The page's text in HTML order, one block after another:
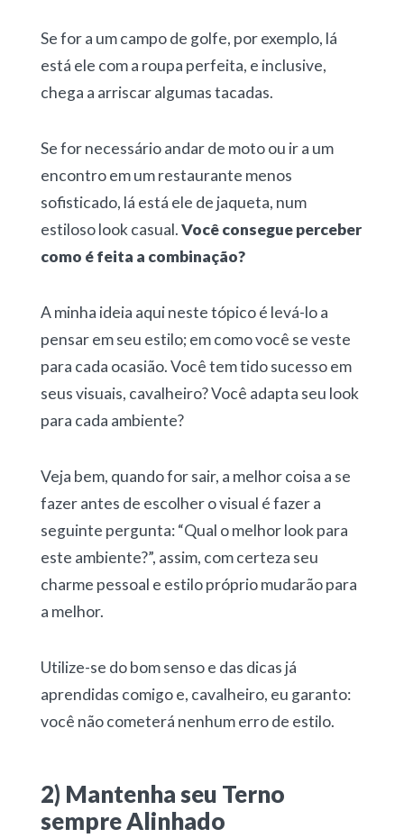
Se for a um campo de golfe, por exemplo, lá
está ele com a roupa perfeita, e inclusive,
chega a arriscar algumas tacadas.
Se for necessário andar de moto ou ir a um
encontro em um restaurante menos
sofisticado, lá está ele de jaqueta, num
estiloso look casual.Você consegue perceber
como é feita a combinação?
A minha ideia aqui neste tópico é levá-lo a
pensar em seu estilo; em como você se veste
para cada ocasião. Você tem tido sucesso em
seus visuais, cavalheiro? Você adapta seu look
para cada ambiente?
Veja bem, quando for sair, a melhor coisa a se
fazer antes de escolher o visual é fazer a
seguinte pergunta: “Qual o melhor look para
este ambiente?”, assim, com certeza seu
charme pessoal e estilo próprio mudarão para
a melhor.
Utilize-se do bom senso e das dicas já
aprendidas comigo e, cavalheiro, eu garanto:
você não cometerá nenhum erro de estilo.
2) Mantenha seu Terno
sempre Alinhado